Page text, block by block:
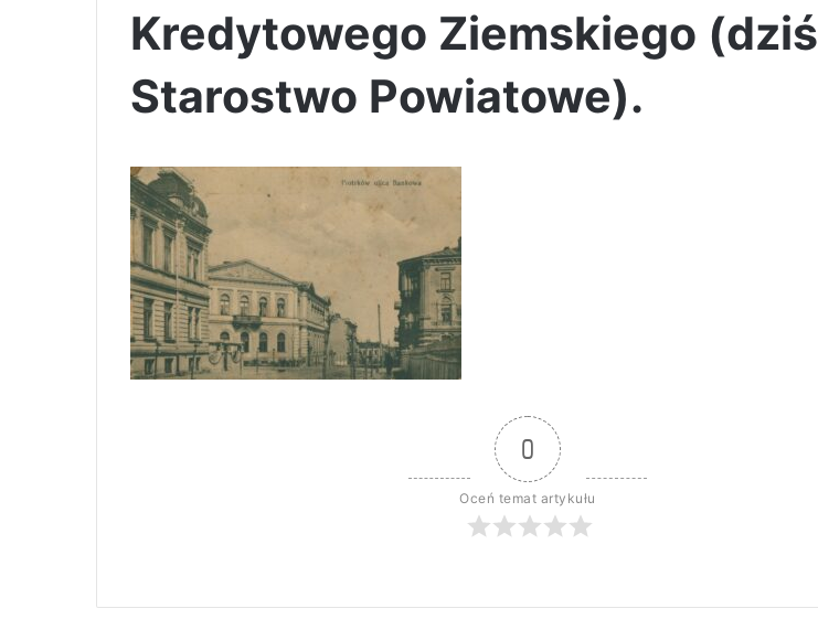
Kredytowego Ziemskiego (dziś
Starostwo Powiatowe).
0
Oceń temat artykułu